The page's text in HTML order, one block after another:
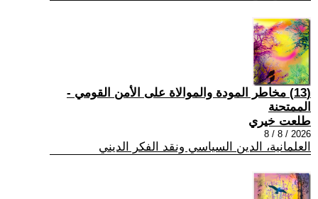
(13) مخاطر المودة والموالاة على الأمن القومي -
الممتحنة
طلعت خيري
2026 / 8 / 8
العلمانية، الدين السياسي ونقد الفكر الديني